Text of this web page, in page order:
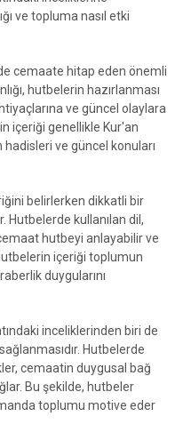
ve topluma nasıl etki
cemaate hitap eden önemli
hutbelerin hazırlanması
ve güncel olaylara
içeriği genellikle Kur'an
ve güncel konuları
belirlerken dikkatli bir
Hutbelerde kullanılan dil,
hutbeyi anlayabilir ve
içeriği toplumun
duygularını
inceliklerinden biri de
Hutbelerde
cemaatin duygusal bağ
Bu şekilde, hutbeler
toplumu motive eder